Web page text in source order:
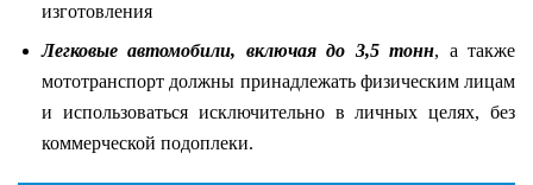
изготовления
Легковые автомобили, включая до 3,5 тонн, а также
мототранспорт должны принадлежать физическим лицам
и использоваться исключительно в личных целях, без
коммерческой подоплеки.